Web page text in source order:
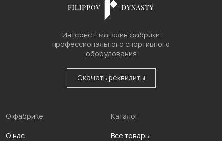
Интернет-магазин фабрики
профессионального спортивного
оборудования
Скачать реквизиты
О фабрике
О нас
Каталог
Все товары